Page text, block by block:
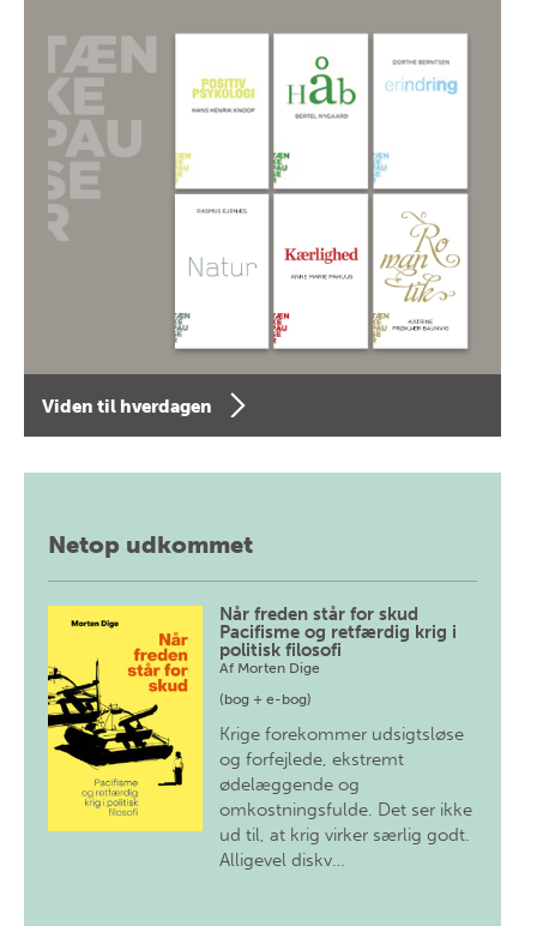
Viden til hverdagen
Netop udkommet
Når freden står for skud
Pacifisme og retfærdig krig i
politisk filosofi
Af Morten Dige
(bog + e-bog)
Krige forekommer udsigtsløse
og forfejlede, ekstremt
ødelæggende og
omkostningsfulde. Det ser ikke
ud til, at krig virker særlig godt.
Alligevel diskv…